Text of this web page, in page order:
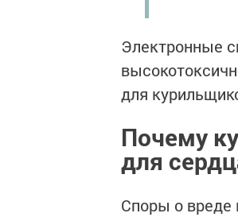
Электронные
для
Почему
для
Споры о вреде